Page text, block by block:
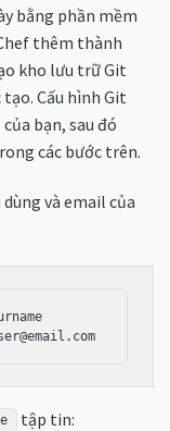
bằng phần mềm
thêm thành
kho lưu trữ Git
tạo. Cấu hình Git
bạn, sau đó
các bước trên.
và email của
tập tin: